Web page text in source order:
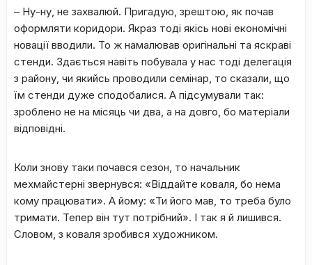
– Ну-ну, не захвалюй. Пригадую, зрештою, як почав
оформляти коридори. Якраз тоді якісь нові економічні
новації вводили. То ж намалював оригінальні та яскраві
стенди. Здається навіть побувала у нас тоді делегація
з району, чи якийсь проводили семінар, то сказали, що
їм стенди дуже сподобалися. А підсумували так:
зроблено не на місяць чи два, а на довго, бо матеріали
відповідні.
Коли знову таки почався сезон, то начальник
мехмайстерні звернувся: «Віддайте коваля, бо нема
кому працювати». А йому: «Ти його мав, то треба було
тримати. Тепер він тут потрібний». І так я й лишився.
Словом, з коваля зробився художником.